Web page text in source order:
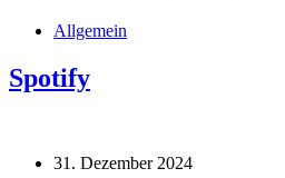
Allgemein
Spotify
31. Dezember 2024